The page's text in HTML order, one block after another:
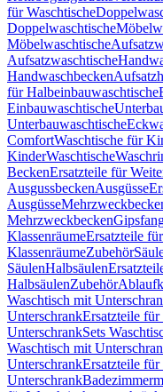
für Waschtische
Doppelwaschtische
Möbelwaschtische
Aufsatzwaschtische
Handwaschbecken
für Halbeinbauwaschtische
Einbauwaschtische
Unterbauwaschtische
ComfortWaschtische für
KinderWaschtische
BeckenErsatzteile für
AusgussbeckenAusgüsse
Ausgüsse
Mehrzweckbecken
KlassenräumeErsatzteile
KlassenräumeZubehör
SäulenHalbsäulen
HalbsäulenZubehör
Waschtisch mit
UnterschrankErsatzteile
UnterschrankSets
Waschtisch mit
UnterschrankErsatzteile
Unterschrank